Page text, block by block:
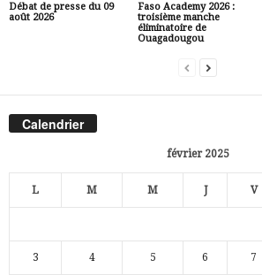
Débat de presse du 09
août 2026
Faso Academy 2026 :
troisième manche
éliminatoire de
Ouagadougou
Calendrier
février 2025
L M M J V
3 4 5 6 7